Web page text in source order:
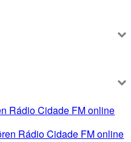
Rádio Cidade FM online
Rádio Cidade FM online